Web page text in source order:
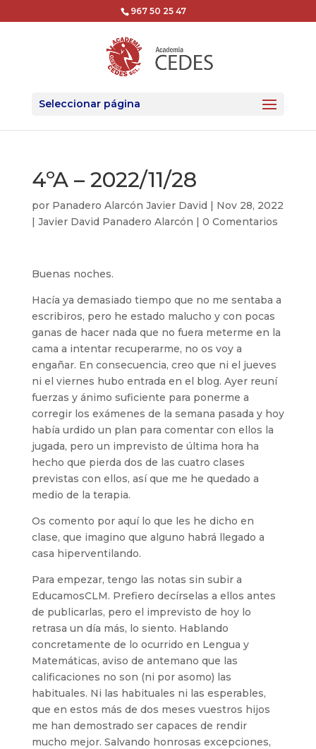
967 50 25 47
Seleccionar página
4ºA – 2022/11/28
por Panadero Alarcón Javier David | Nov 28, 2022
| Javier David Panadero Alarcón | 0 Comentarios
Buenas noches.
Hacía ya demasiado tiempo que no me sentaba a
escribiros, pero he estado malucho y con pocas
ganas de hacer nada que no fuera meterme en la
cama a intentar recuperarme, no os voy a
engañar. En consecuencia, creo que ni el jueves
ni el viernes hubo entrada en el blog. Ayer reuní
fuerzas y ánimo suficiente para ponerme a
corregir los exámenes de la semana pasada y hoy
había urdido un plan para comentar con ellos la
jugada, pero un imprevisto de última hora ha
hecho que pierda dos de las cuatro clases
previstas con ellos, así que me he quedado a
medio de la terapia.
Os comento por aquí lo que les he dicho en
clase, que imagino que alguno habrá llegado a
casa hiperventilando.
Para empezar, tengo las notas sin subir a
EducamosCLM. Prefiero decírselas a ellos antes
de publicarlas, pero el imprevisto de hoy lo
retrasa un día más, lo siento. Hablando
concretamente de lo ocurrido en Lengua y
Matemáticas, aviso de antemano que las
calificaciones no son (ni por asomo) las
habituales. Ni las habituales ni las esperables,
que en estos más de dos meses vuestros hijos
me han demostrado ser capaces de rendir
mucho mejor. Salvando honrosas excepciones,